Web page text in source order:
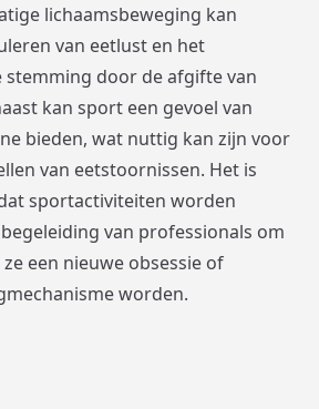
lichaamsbeweging kan
van eetlust en het
stemming door de afgifte van
kan sport een gevoel van
bieden, wat nuttig kan zijn voor
van eetstoornissen. Het is
sportactiviteiten worden
van professionals om
een nieuwe obsessie of
worden.